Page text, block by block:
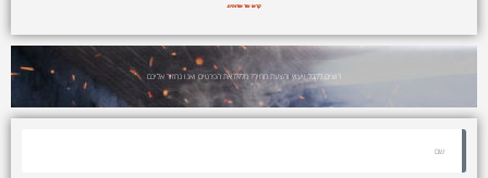
קראו עוד אודותינו.
רוצים לקבל ייעוץ והצעת מחיר? מלאו את הפרטים ואנו נחזור אליכם